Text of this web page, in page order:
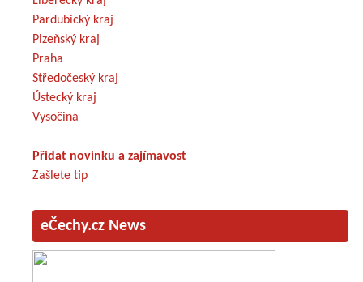
Pardubický kraj
Plzeňský kraj
Praha
Středočeský kraj
Ústecký kraj
Vysočina
Přidat novinku a zajímavost
Zašlete tip
eČechy.cz News